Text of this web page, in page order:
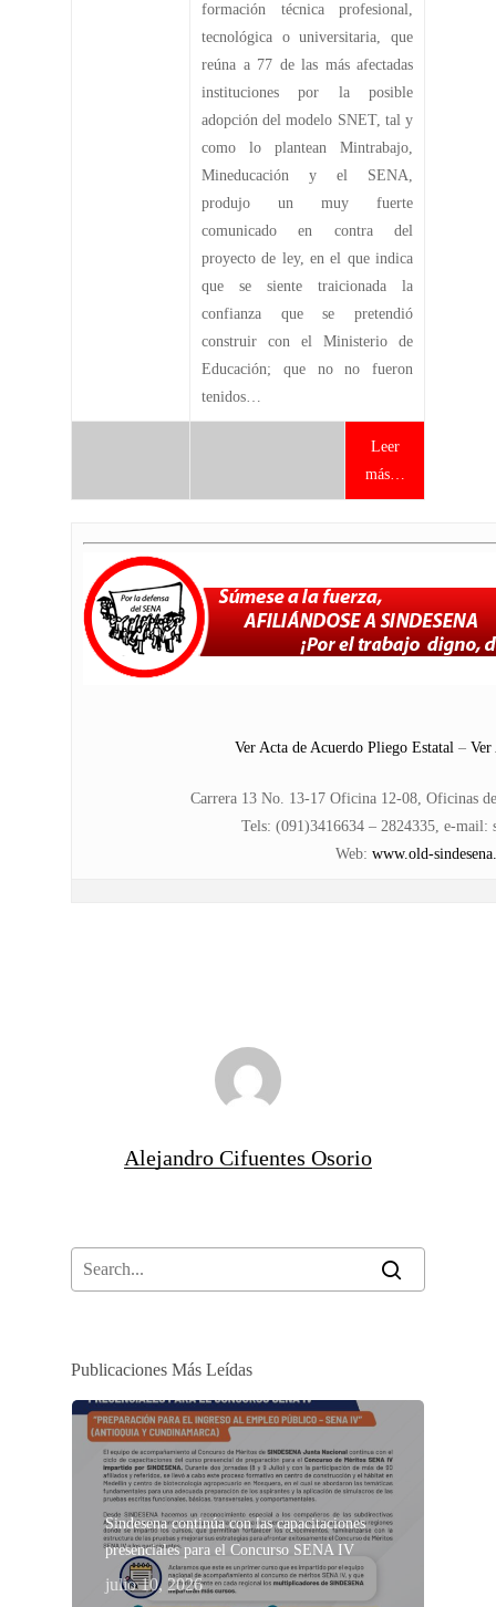
formación técnica profesional,
tecnológica o universitaria, que
reúna a 77 de las más afectadas
instituciones por la posible
adopción del modelo SNET, tal y
como lo plantean Mintrabajo,
Mineducación y el SENA,
produjo un muy fuerte
comunicado en contra del
proyecto de ley, en el que indica
que se siente traicionada la
confianza que se pretendió
construir con el Ministerio de
Educación; que no no fueron
tenidos…
Leer
más…
Ver Acta de Acuerdo Pliego Estatal – Ver
Carrera 13 No. 13-17 Oficina 12-08, Oficinas
Tels: (091)3416634 – 2824335, e-mail:
Web: www.old-
Alejandro Cifuentes Osorio
Publicaciones Más Leídas
Sindesena continúa con las capacitaciones
presenciales para el Concurso SENA IV
julio 10, 2026